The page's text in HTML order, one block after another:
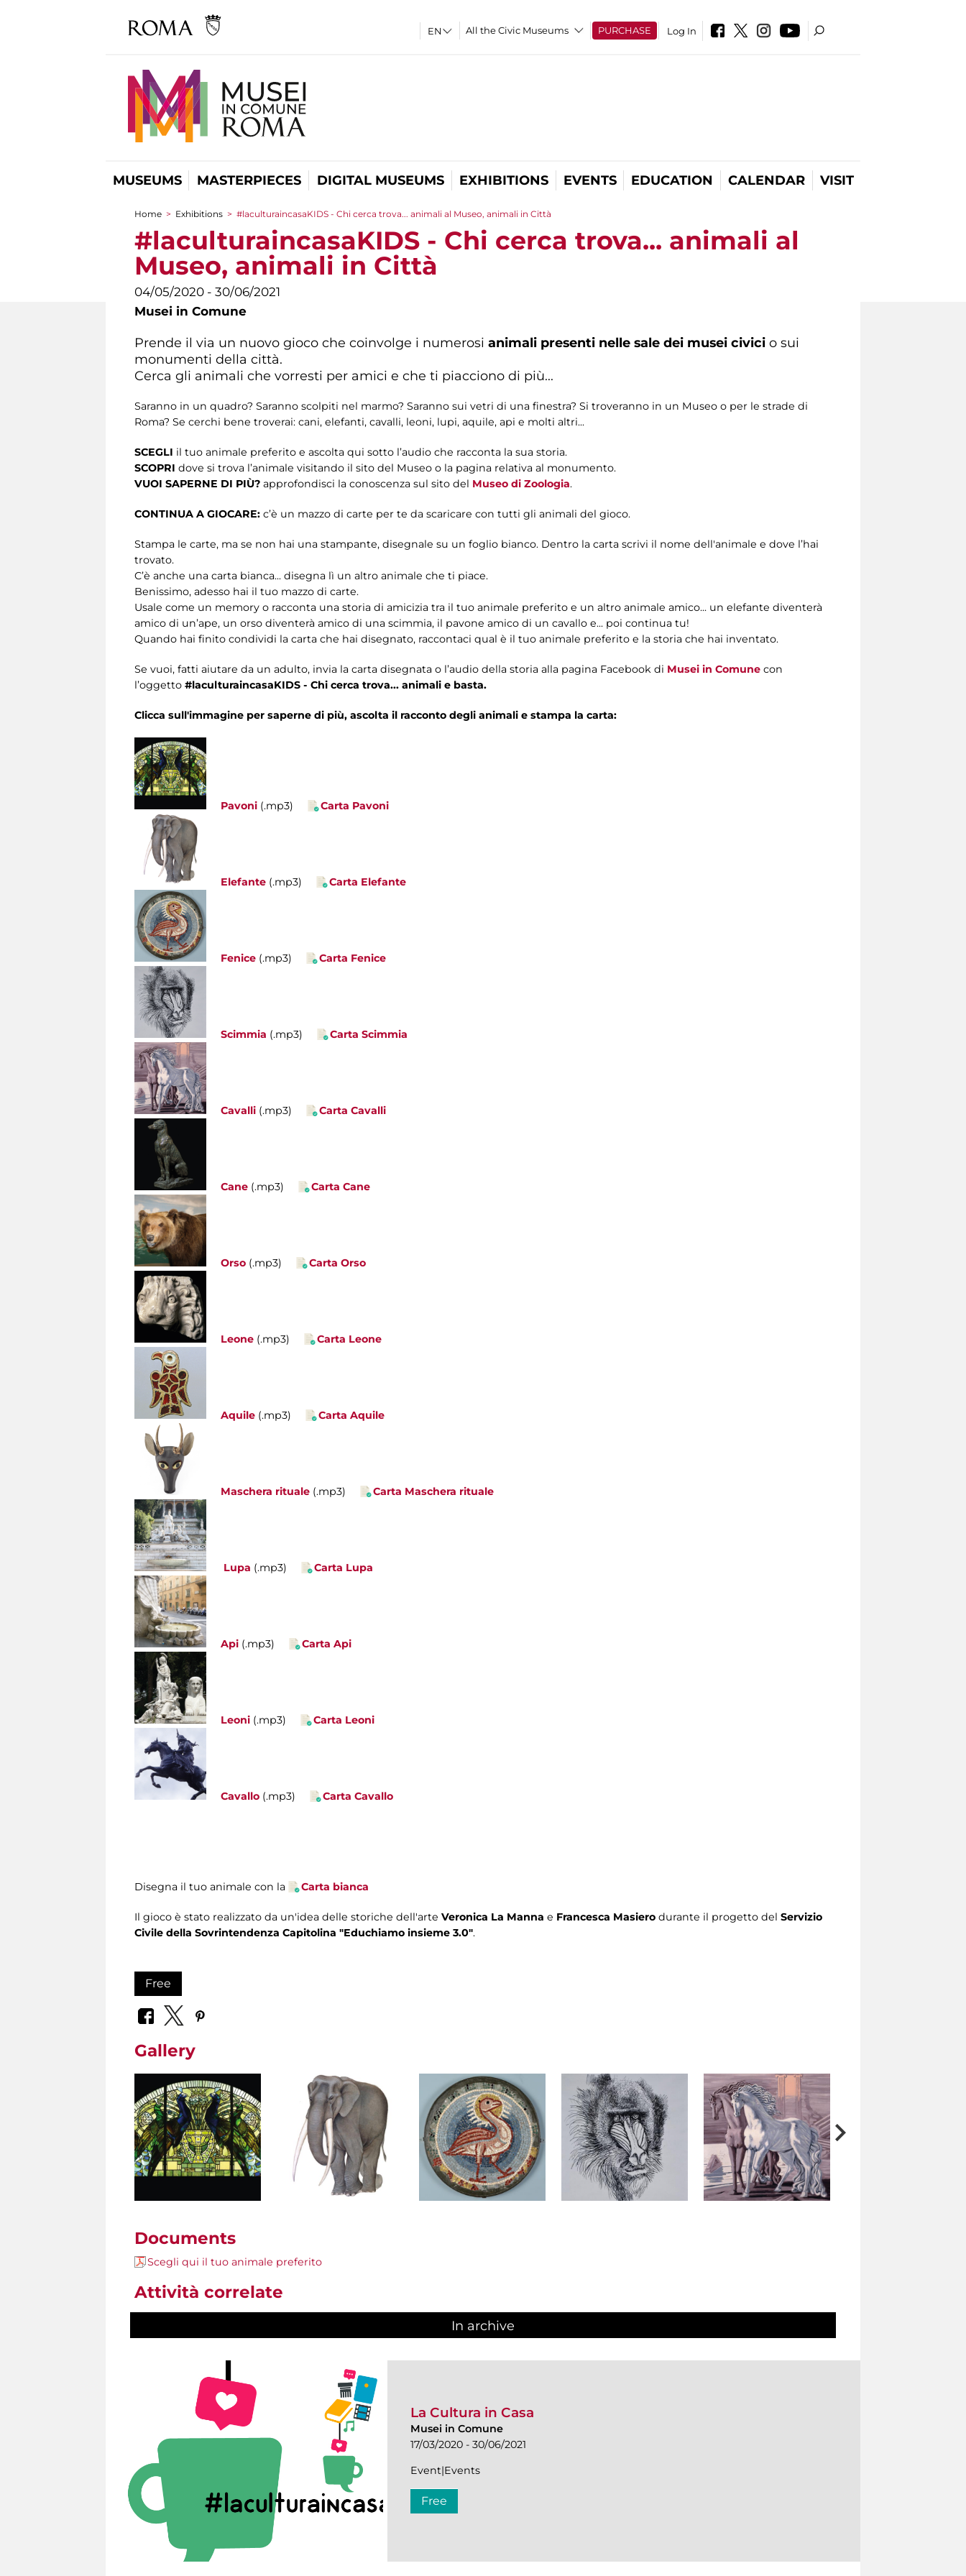
All the Civic Museums PURCHASE Log In
MUSEUMS MASTERPIECES DIGITAL MUSEUMS EXHIBITIONS EVENTS EDUCATION CALENDAR VISIT
You are here
Home > Exhibitions > #laculturaincasaKIDS - Chi cerca trova... animali al Museo, animali in Città
#laculturaincasaKIDS - Chi cerca trova... animali al
Museo, animali in Città
04/05/2020 - 30/06/2021
Musei in Comune
Prende il via un nuovo gioco che coinvolge i numerosi animali presenti nelle sale dei musei civici o sui
monumenti della città.
Cerca gli animali che vorresti per amici e che ti piacciono di più...
Saranno in un quadro? Saranno scolpiti nel marmo? Saranno sui vetri di una finestra? Si troveranno in un Museo o per le strade di
Roma? Se cerchi bene troverai: cani, elefanti, cavalli, leoni, lupi, aquile, api e molti altri...
SCEGLI il tuo animale preferito e ascolta qui sotto l’audio che racconta la sua storia.
SCOPRI dove si trova l’animale visitando il sito del Museo o la pagina relativa al monumento.
VUOI SAPERNE DI PIÙ? approfondisci la conoscenza sul sito del Museo di Zoologia.
CONTINUA A GIOCARE: c’è un mazzo di carte per te da scaricare con tutti gli animali del gioco.
Stampa le carte, ma se non hai una stampante, disegnale su un foglio bianco. Dentro la carta scrivi il nome dell'animale e dove l’hai
trovato.
C’è anche una carta bianca... disegna lì un altro animale che ti piace.
Benissimo, adesso hai il tuo mazzo di carte.
Usale come un memory o racconta una storia di amicizia tra il tuo animale preferito e un altro animale amico... un elefante diventerà
amico di un’ape, un orso diventerà amico di una scimmia, il pavone amico di un cavallo e... poi continua tu!
Quando hai finito condividi la carta che hai disegnato, raccontaci qual è il tuo animale preferito e la storia che hai inventato.
Se vuoi, fatti aiutare da un adulto, invia la carta disegnata o l’audio della storia alla pagina Facebook di Musei in Comune con
l’oggetto #laculturaincasaKIDS - Chi cerca trova... animali e basta.
Clicca sull'immagine per saperne di più, ascolta il racconto degli animali e stampa la carta:
Pavoni (.mp3) Carta Pavoni
Elefante (.mp3) Carta Elefante
Fenice (.mp3) Carta Fenice
Scimmia (.mp3) Carta Scimmia
Cavalli (.mp3) Carta Cavalli
Cane (.mp3) Carta Cane
Orso (.mp3) Carta Orso
Leone (.mp3) Carta Leone
Aquile (.mp3) Carta Aquile
Maschera rituale (.mp3) Carta Maschera rituale
Lupa (.mp3) Carta Lupa
Api (.mp3) Carta Api
Leoni (.mp3) Carta Leoni
Cavallo (.mp3) Carta Cavallo
Disegna il tuo animale con la Carta bianca
Il gioco è stato realizzato da un'idea delle storiche dell'arte Veronica La Manna e Francesca Masiero durante il progetto del Servizio
Civile della Sovrintendenza Capitolina "Educhiamo insieme 3.0".
Free
Gallery
Documents
Scegli qui il tuo animale preferito
Attività correlate
In archive
La Cultura in Casa
Musei in Comune
17/03/2020 - 30/06/2021
Event|Events
Free